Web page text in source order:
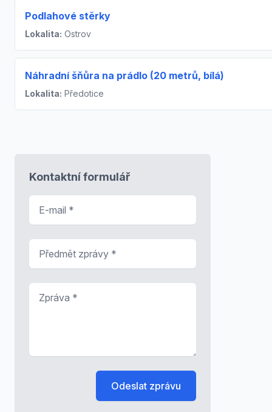
Podlahové stěrky
Lokalita: Ostrov
Náhradní šňůra na prádlo (20 metrů, bílá)
Lokalita: Předotice
Kontaktní formulář
Odeslat zprávu